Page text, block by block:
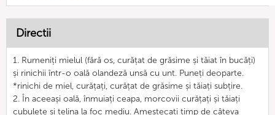
Directii
1. Rumeniți mielul (fără os, curățat de grăsime și tăiat în bucăți)
și rinichii într-o oală olandeză unsă cu unt. Puneți deoparte.
*rinichi de miel, curățați, curățat de grăsime și tăiați subțire.
2. În aceeași oală, înmuiați ceapa, morcovii curățați și tăiați
cubulețe și țelina la foc mediu. Amestecați timp de câteva